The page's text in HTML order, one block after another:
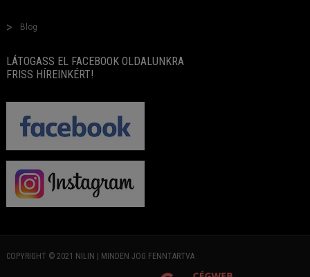
Blog
LÁTOGASS EL FACEBOOK OLDALUNKRA
FRISS HÍREINKÉRT!
COPYRIGHT © 2021 NILIN | MINDEN JOG FENNTARTVA